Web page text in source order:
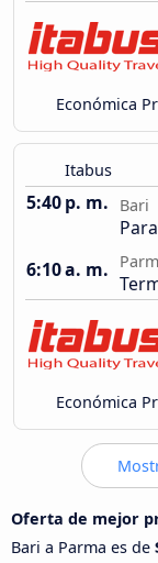
Económica
Itabus
5:40 p. m. Bari
6:10 a. m.
Económica
Oferta de mejor
Bari a Parma es de